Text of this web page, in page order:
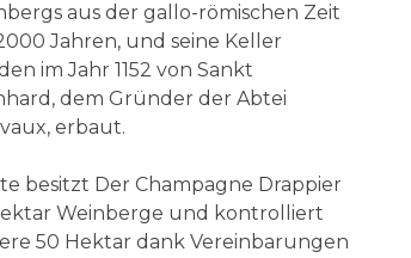
aus der gallo-römischen Zeit
Jahren, und seine Keller
im Jahr 1152 von Sankt
dem Gründer der Abtei
erbaut.
besitzt Der Champagne Drappier
Weinberge und kontrolliert
50 Hektar dank Vereinbarungen